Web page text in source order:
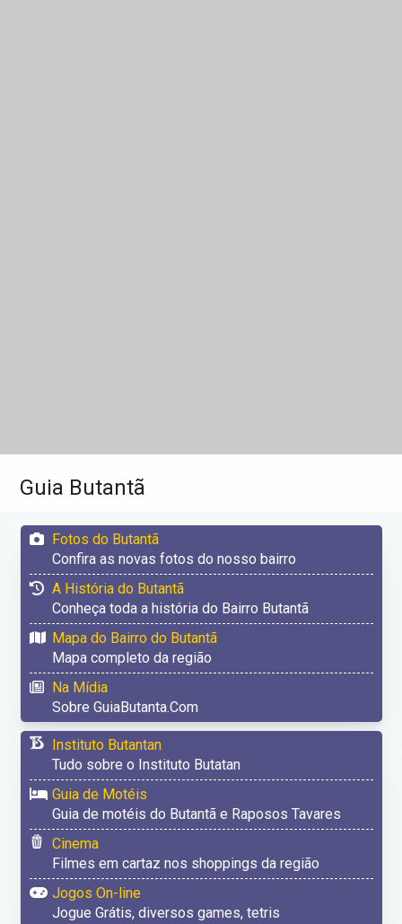
Guia Butantã
Fotos do Butantã
Confira as novas fotos do nosso bairro
A História do Butantã
Conheça toda a história do Bairro Butantã
Mapa do Bairro do Butantã
Mapa completo da região
Na Mídia
Sobre GuiaButanta.Com
Instituto Butantan
Tudo sobre o Instituto Butatan
Guia de Motéis
Guia de motéis do Butantã e Raposos Tavares
Cinema
Filmes em cartaz nos shoppings da região
Jogos On-line
Jogue Grátis, diversos games, tetris